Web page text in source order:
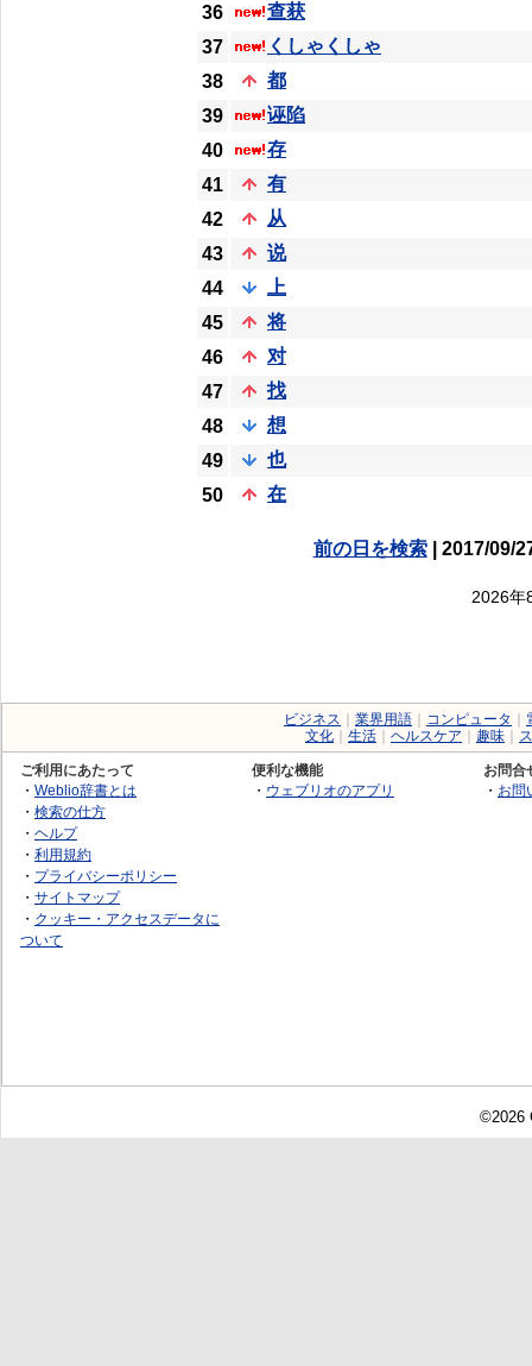
36
查获
37
くしゃくしゃ
38
都
39
诬陷
40
存
41
有
42
从
43
说
44
上
45
将
46
对
47
找
48
想
49
也
50
在
前の日を検索| 2017/09/
2026年
ビジネス 業界用語 コンピュータ
文化
生活 ヘルスケア 趣味
ご利用にあたって
・ Weblio辞書とは
・ 検索の仕方
・ ヘルプ
・ 利用規約
・ プライバシーポリシー
・ サイトマップ
・ クッキー・アクセスデータに
ついて
便利な機能
・ ウェブリオのアプリ
お問合
・ お問
©2026